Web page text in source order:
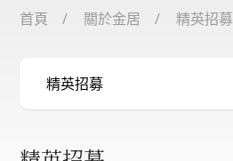
首頁 關於金居 精英招募